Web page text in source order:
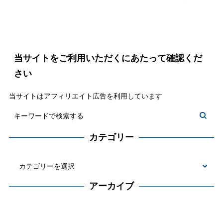
当サイトをご利用いただくにあたって確認くだ
さい
当サイトはアフィリエイト広告を利用しています
カテゴリー
アーカイブ